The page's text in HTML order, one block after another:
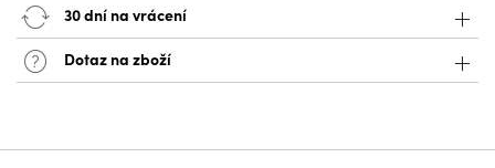
30 dní na vrácení
Dotaz na zboží